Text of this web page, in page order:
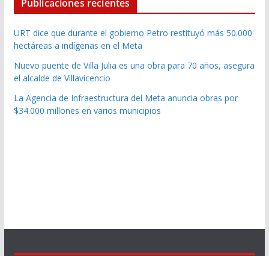
Publicaciones recientes
URT dice que durante el gobierno Petro restituyó más 50.000
hectáreas a indígenas en el Meta
Nuevo puente de Villa Julia es una obra para 70 años, asegura
el alcalde de Villavicencio
La Agencia de Infraestructura del Meta anuncia obras por
$34.000 millones en varios municipios